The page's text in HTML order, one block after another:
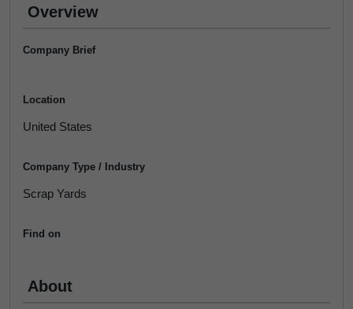
Overview
Company Brief
Location
United States
Company Type / Industry
Scrap Yards
Find on
About